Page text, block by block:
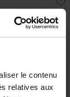
le contenu
relatives aux